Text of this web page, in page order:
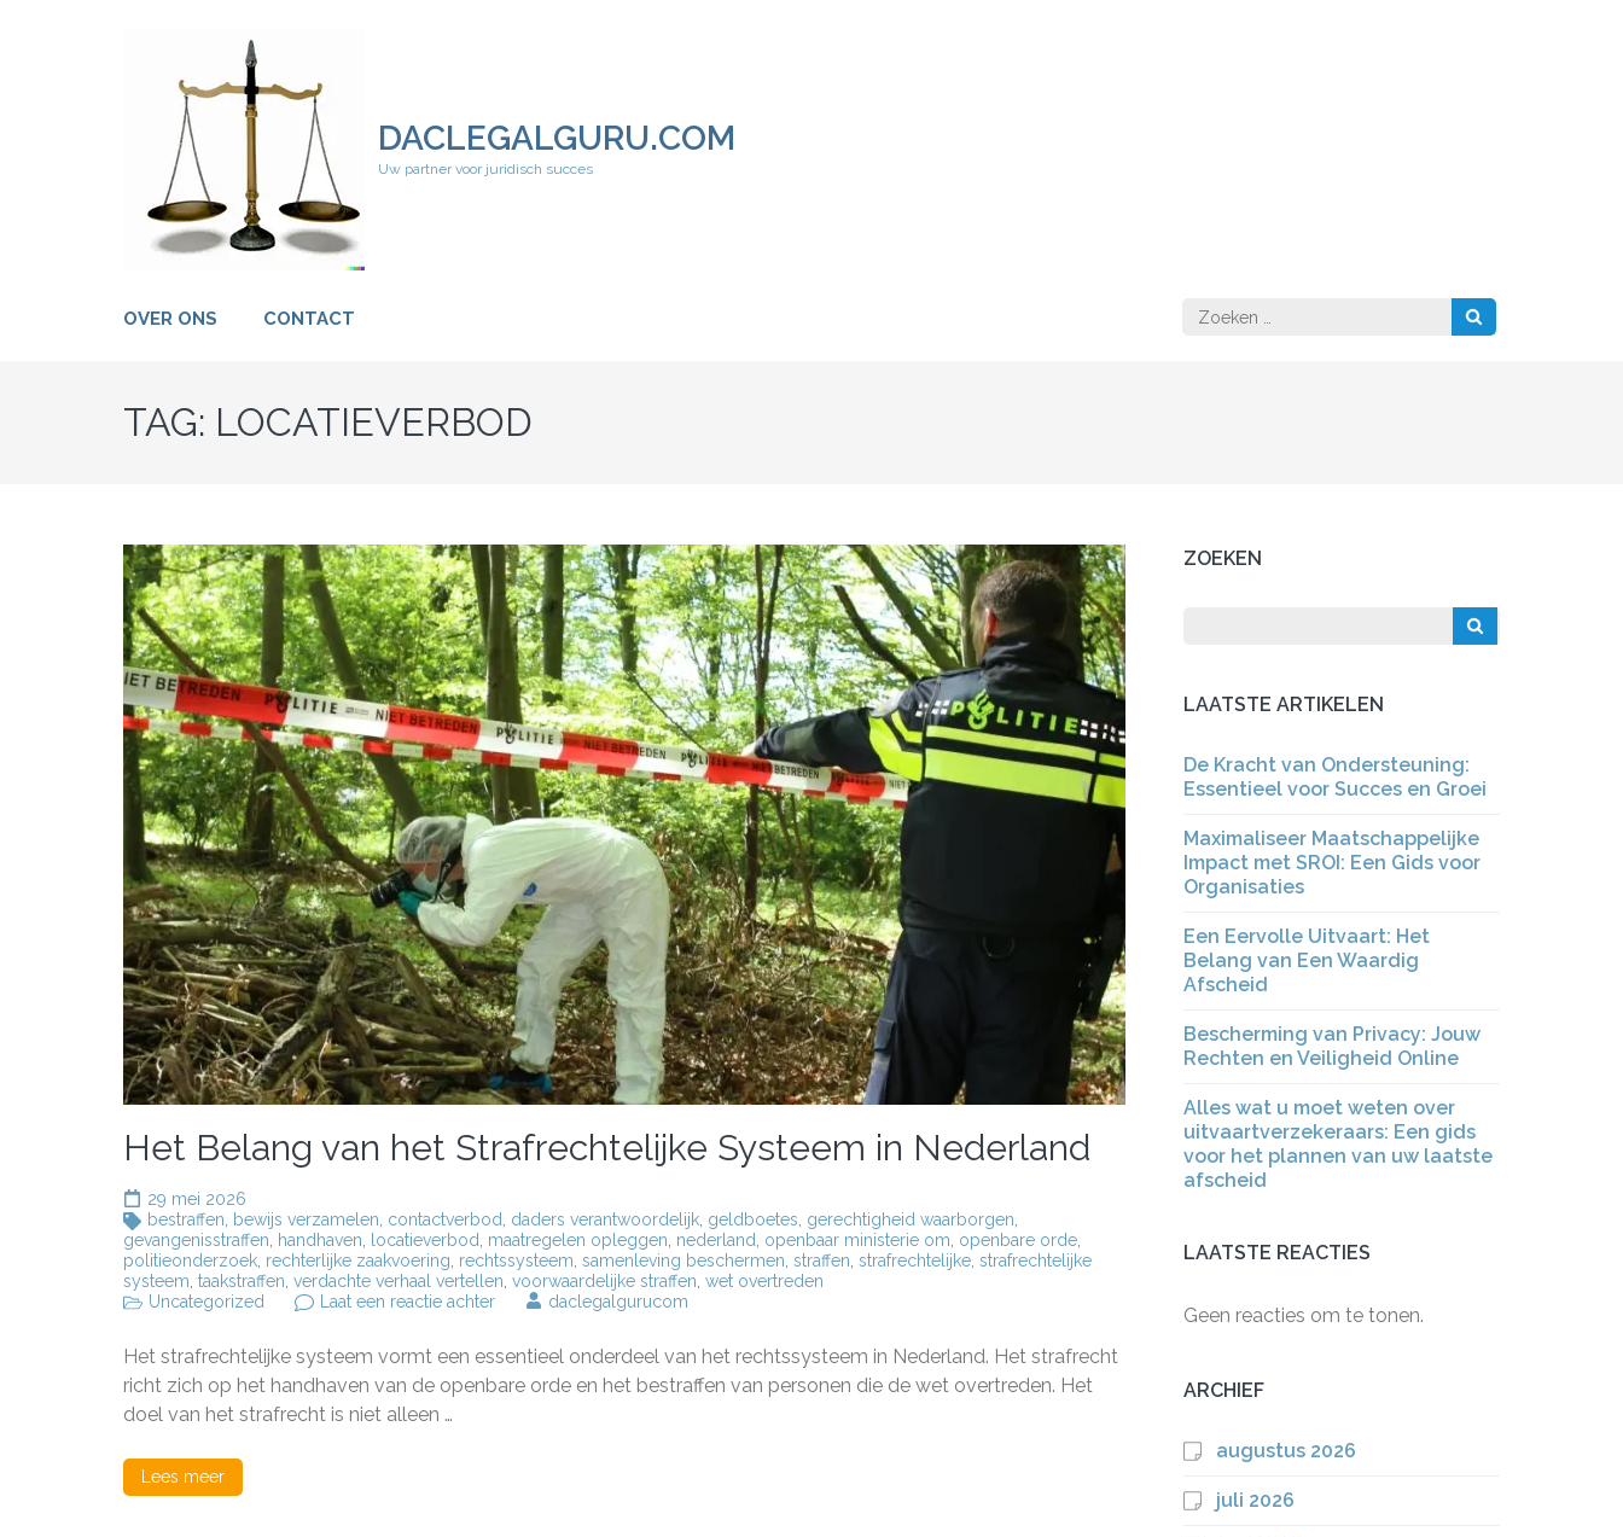
DACLEGALGURU.COM
Uw partner voor juridisch succes
OVER ONS CONTACT
Zoeken
naar:
TAG: LOCATIEVERBOD
Het Belang van het Strafrechtelijke Systeem in Nederland
29 mei 2026
bestraffen
bewijs verzamelen contactverbod daders verantwoordelijk geldboetes gerechtigheid waarborgen
gevangenisstraffen
handhaven locatieverbod maatregelen opleggen nederland openbaar ministerie om openbare orde
politieonderzoek rechterlijke zaakvoering rechtssysteem samenleving beschermen straffen strafrechtelijke strafrechtelijke
systeem taakstraffen verdachte verhaal vertellen voorwaardelijke straffen wet overtreden
Uncategorized
Laat een reactie achterop
van
het
daclegalgurucom
Het strafrechtelijke systeem vormt een essentieel onderdeel van het rechtssysteem in Nederland. Het strafrecht
richt zich op het handhaven van de openbare orde en het bestraffen van personen die de wet overtreden. Het
doel van het strafrecht is niet alleen …
Lees meer
ZOEKEN
LAATSTE ARTIKELEN
De Kracht van Ondersteuning:
Essentieel voor Succes en Groei
Maximaliseer Maatschappelijke
Impact met SROI: Een Gids voor
Organisaties
Een Eervolle Uitvaart: Het
Belang van Een Waardig
Afscheid
Bescherming van Privacy: Jouw
Rechten en Veiligheid Online
Alles wat u moet weten over
uitvaartverzekeraars: Een gids
voor het plannen van uw laatste
afscheid
LAATSTE REACTIES
Geen reacties om te tonen.
ARCHIEF
augustus 2026
juli 2026